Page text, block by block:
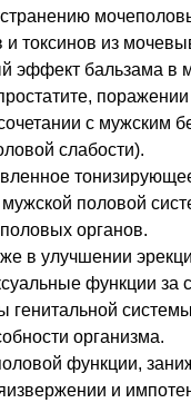
токсинов из
бальзама в
поражении
с мужским
слабости).
половой
органов.
в улучшении
функции за
генитальной
организма.
функции,
и